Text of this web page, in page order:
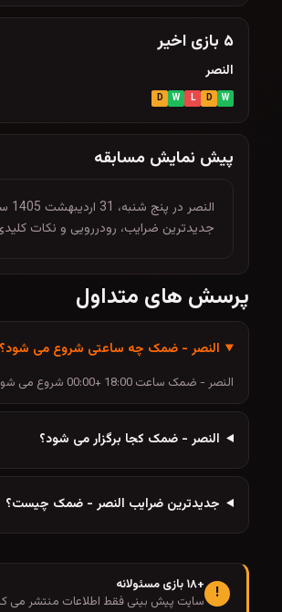
۵ بازی اخیر
النصر
W
D
L
W
D
پیش نمایش مسابقه
جدیدترین ضرایب، رودررویی و نکات
پرسش های متداول
النصر - ضمک چه ساعتی شروع می شود؟
النصر - ضمک ساعت 18:00 +00:00 شروع می شود.
النصر - ضمک کجا برگزار می شود؟
جدیدترین ضرایب النصر - ضمک چیست؟
!
+۱۸ بازی مسئولانه
سایت پیش بینی فقط اطلاعات منتشر می